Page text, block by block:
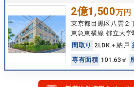
2億1,500万円
東京都目黒区八雲２
東急東横線 都立大学
間 取 り 2LDK＋納戸
専有面積 101.63㎡